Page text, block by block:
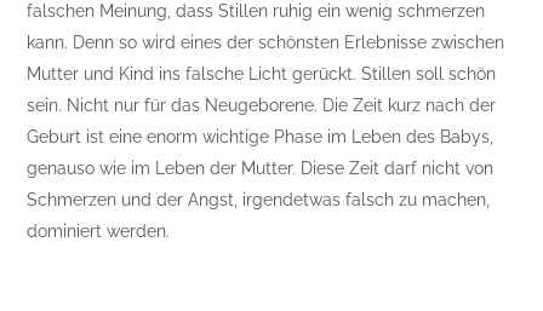
falschen Meinung, dass Stillen ruhig ein wenig schmerzen
kann. Denn so wird eines der schönsten Erlebnisse zwischen
Mutter und Kind ins falsche Licht gerückt. Stillen soll schön
sein. Nicht nur für das Neugeborene. Die Zeit kurz nach der
Geburt ist eine enorm wichtige Phase im Leben des Babys,
genauso wie im Leben der Mutter. Diese Zeit darf nicht von
Schmerzen und der Angst, irgendetwas falsch zu machen,
dominiert werden.